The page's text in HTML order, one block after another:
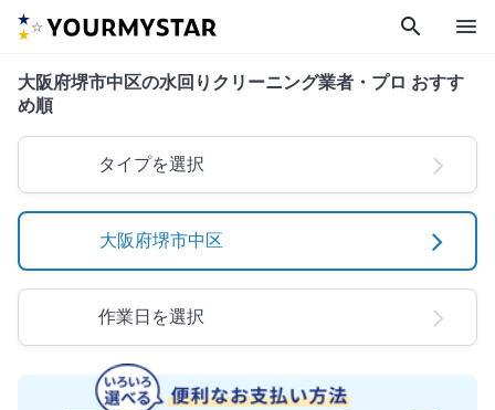
search menu
大阪府堺市中区の水回りクリーニング業者・プロ おすす
め順
タイプを選択
大阪府堺市中区
作業日を選択